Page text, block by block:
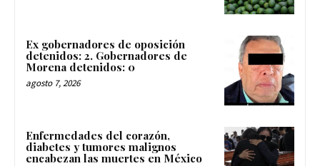
Ex gobernadores de oposición
detenidos: 2. Gobernadores de
Morena detenidos: 0
agosto 7, 2026
Enfermedades del corazón,
diabetes y tumores malignos
encabezan las muertes en México